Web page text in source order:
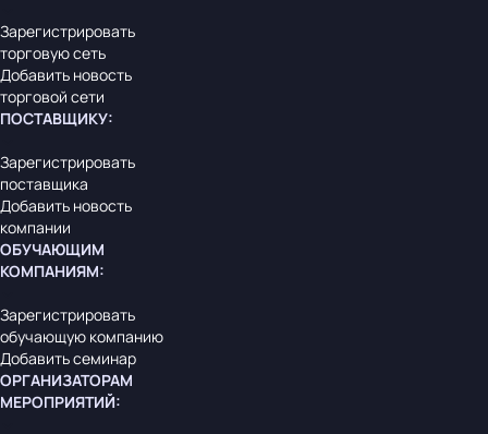
Зарегистрировать
торговую сеть
Добавить новость
торговой сети
ПОСТАВЩИКУ:
Зарегистрировать
поставщика
Добавить новость
компании
ОБУЧАЮЩИМ
КОМПАНИЯМ:
Зарегистрировать
обучающую компанию
Добавить семинар
ОРГАНИЗАТОРАМ
МЕРОПРИЯТИЙ: